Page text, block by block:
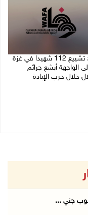
فتوح: تشييع 112 شهيدا في غزة
الواجهة أبشع جرائم
خلال حرب الإبادة
جني ...